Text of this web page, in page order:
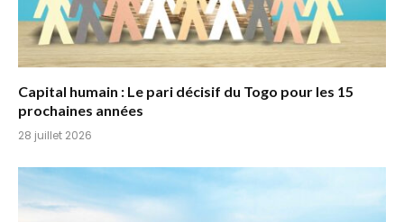
Capital humain : Le pari décisif du Togo pour les 15
prochaines années
28 juillet 2026